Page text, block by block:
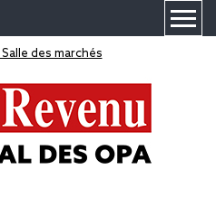
des marchés